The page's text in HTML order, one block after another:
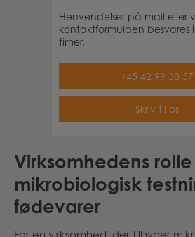
Henvendelser på mail eller
kontaktformulaen besvares
timer.
+45 42 99 38 57
Skriv til os
Virksomhedens rolle
mikrobiologisk
fødevarer
For en virksomhed, der tilbyder